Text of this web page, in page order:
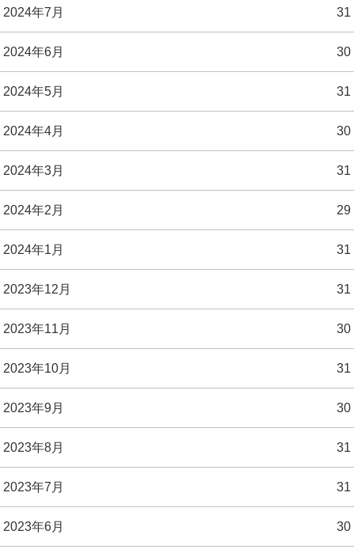
2024年7月 31
2024年6月 30
2024年5月 31
2024年4月 30
2024年3月 31
2024年2月 29
2024年1月 31
2023年12月 31
2023年11月 30
2023年10月 31
2023年9月 30
2023年8月 31
2023年7月 31
2023年6月 30